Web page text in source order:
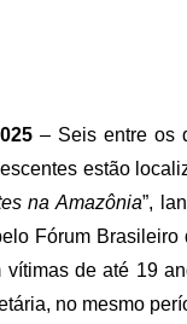
– Seis entre os
estão
na Amazônia”,
Fórum
de até 19
no mesmo